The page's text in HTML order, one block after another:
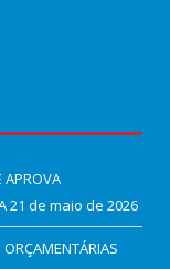
APROVA
21 de maio de 2026